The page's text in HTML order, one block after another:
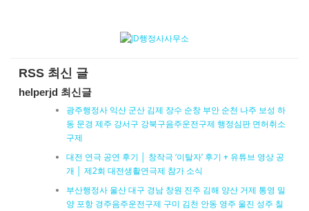
RSS 최신 글
helperjd 최신글
광주행정사 익산 군산 김제 장수 순창 부안 순천 나주 보성 하
동 문경 제주 강서구 강북구음주운전구제 행정심판 면허취소
구제
대전 연극 공연 후기 │ 창작극 ‘이탈자’ 후기 + 유튜브 영상 공
개 │ 제2회 대전생활연극제 참가 소식
부산행정사 울산 대구 경남 창원 진주 김해 양산 거제 통영 밀
양 포항 경주음주운전구제 구미 김천 안동 영주 울진 성주 칠